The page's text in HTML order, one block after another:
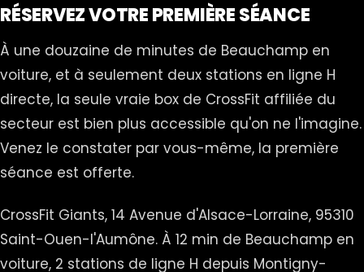
RÉSERVEZ VOTRE PREMIÈRE SÉANCE
À une douzaine de minutes de Beauchamp en
voiture, et à seulement deux stations en ligne H
directe, la seule vraie box de CrossFit affiliée du
secteur est bien plus accessible qu'on ne l'imagine.
Venez le constater par vous-même, la première
séance est offerte.
CrossFit Giants, 14 Avenue d'Alsace-Lorraine, 95310
Saint-Ouen-l'Aumône. À 12 min de Beauchamp en
voiture, 2 stations de ligne H depuis Montigny-